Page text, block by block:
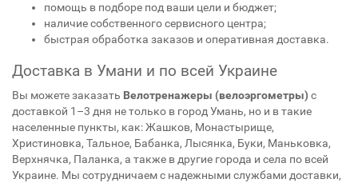
помощь в подборе под ваши цели и бюджет;
наличие собственного сервисного центра;
быстрая обработка заказов и оперативная доставка.
Доставка в Умани и по всей Украине
Вы можете заказать Велотренажеры (велоэргометры) с
доставкой 1–3 дня не только в город Умань, но и в такие
населенные пункты, как: Жашков, Монастырище,
Христиновка, Тальное, Бабанка, Лысянка, Буки, Маньковка,
Верхнячка, Паланка, а также в другие города и села по всей
Украине. Мы сотрудничаем с надежными службами доставки,